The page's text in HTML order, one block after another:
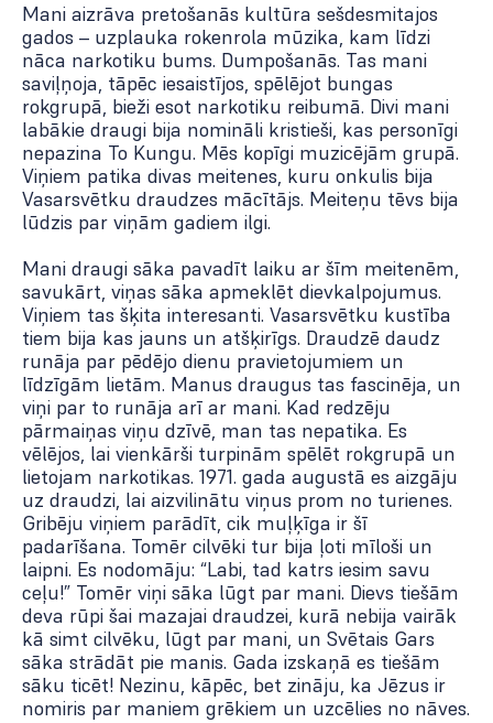
Mani aizrāva pretošanās kultūra sešdesmitajos
gados – uzplauka rokenrola mūzika, kam līdzi
nāca narkotiku bums. Dumpošanās. Tas mani
saviļņoja, tāpēc iesaistījos, spēlējot bungas
rokgrupā, bieži esot narkotiku reibumā. Divi mani
labākie draugi bija nomināli kristieši, kas personīgi
nepazina To Kungu. Mēs kopīgi muzicējām grupā.
Viņiem patika divas meitenes, kuru onkulis bija
Vasarsvētku draudzes mācītājs. Meiteņu tēvs bija
lūdzis par viņām gadiem ilgi.
Mani draugi sāka pavadīt laiku ar šīm meitenēm,
savukārt, viņas sāka apmeklēt dievkalpojumus.
Viņiem tas šķita interesanti. Vasarsvētku kustība
tiem bija kas jauns un atšķirīgs. Draudzē daudz
runāja par pēdējo dienu pravietojumiem un
līdzīgām lietām. Manus draugus tas fascinēja, un
viņi par to runāja arī ar mani. Kad redzēju
pārmaiņas viņu dzīvē, man tas nepatika. Es
vēlējos, lai vienkārši turpinām spēlēt rokgrupā un
lietojam narkotikas. 1971. gada augustā es aizgāju
uz draudzi, lai aizvilinātu viņus prom no turienes.
Gribēju viņiem parādīt, cik muļķīga ir šī
padarīšana. Tomēr cilvēki tur bija ļoti mīloši un
laipni. Es nodomāju: “Labi, tad katrs iesim savu
ceļu!” Tomēr viņi sāka lūgt par mani. Dievs tiešām
deva rūpi šai mazajai draudzei, kurā nebija vairāk
kā simt cilvēku, lūgt par mani, un Svētais Gars
sāka strādāt pie manis. Gada izskaņā es tiešām
sāku ticēt! Nezinu, kāpēc, bet zināju, ka Jēzus ir
nomiris par maniem grēkiem un uzcēlies no nāves.